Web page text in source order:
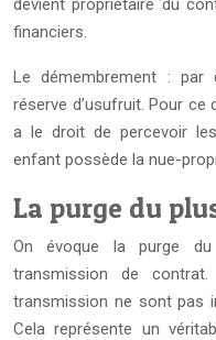
devient propriétaire du
financiers.
Le démembrement : par
réserve d’usufruit. Pour
a le droit de percevoir
enfant possède la nue-
La purge du
On évoque la purge du
transmission de
transmission ne sont pas
Cela représente un